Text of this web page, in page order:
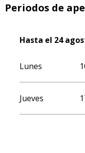
Periodos de
Del6 julio 2026
Hasta el 24
Lunes
Jueves